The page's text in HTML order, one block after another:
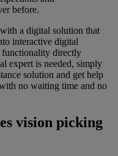
before.
a digital solution that
interactive digital
directly
expert is needed, simply
solution and get help
no waiting time and no
vision picking